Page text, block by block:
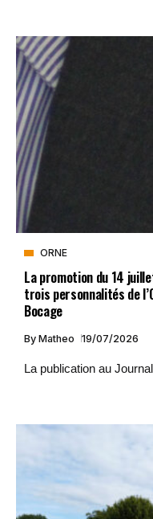
ORNE
La promotion du 14
trois personnalités de
Bocage
By Matheo 19/07/2026
La publication au